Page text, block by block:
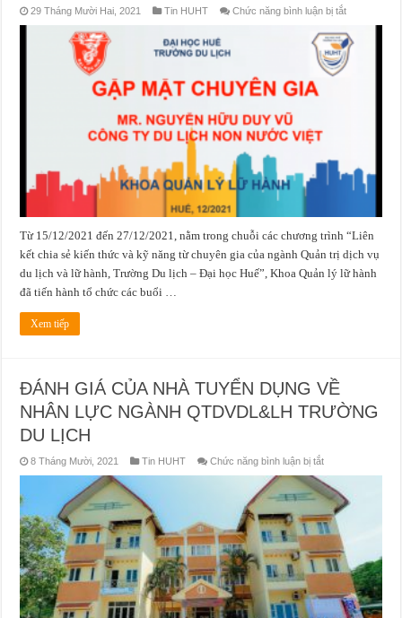
29 Tháng Mười Hai, 2021 Tin HUHT Chức năng bình luận bị tắtở
kết
chia
sẻ
kiến
ngành
Quản
trị
lịch
lữ
hành,
Trường
Từ 15/12/2021 đến 27/12/2021, nằm trong chuỗi các chương trình “Liên
kết chia sẻ kiến thức và kỹ năng từ chuyên gia của ngành Quản trị dịch vụ
du lịch và lữ hành, Trường Du lịch – Đại học Huế”, Khoa Quản lý lữ hành
đã tiến hành tổ chức các buổi …
Xem tiếp
ĐÁNH GIÁ CỦA NHÀ TUYỂN DỤNG VỀ
NHÂN LỰC NGÀNH QTDVDL&LH TRƯỜNG
DU LỊCH
8 Tháng Mười, 2021 Tin HUHT Chức năng bình luận bị tắtở
GIÁ
CỦA
NHÀ
TUYỂN
DỤNG
VỀ
NHÂN
LỰC
NGÀNH
QTDVDL&LH
TRƯỜNG
DU
LỊCH